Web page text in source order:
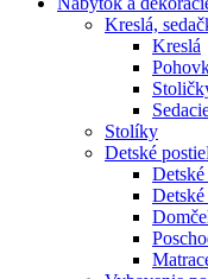
Kreslá,
Kreslá
Stolíky
Detské
Detské